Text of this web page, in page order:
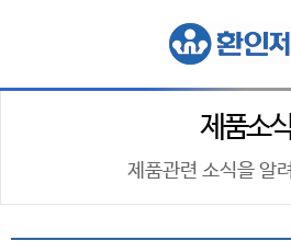
제품소식
제품관련 소식을 알